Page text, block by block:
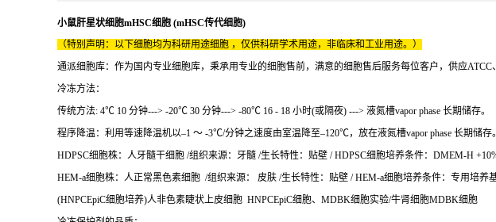
小鼠肝星状细胞mHSC细胞 (mHSC传代细胞)
（特别声明：以下细胞均为科研用途细胞 ，仅供科研学术用途，非临床和工业用途。）
通派细胞库：作为国内专业细胞库，秉承用专业的细胞售前，满意的细胞售后服务每位客户，供应ATCC
冷冻方法：
传统方法: 4℃ 10 分钟---> -20℃ 30 分钟---> -80℃ 16 - 18 小时(或隔夜) ---> 液氮槽vapor phase 长期储存。
程序降温：利用等速降温机以–1 ～ -3℃/分钟之速度由室温降至–120℃，放在液氮槽vapor phase 长期储存
HDPSC细胞株：人牙髓干细胞 /组织来源：牙髓 /生长特性：贴壁 / HDPSC细胞培养条件：DMEM-H
HEM-a细胞株：人正常黑色素细胞 /组织来源： 皮肤 /生长特性：贴壁 / HEM-a细胞培养条件：专用培养
(HNPCEpiC细胞培养)人非色素睫状上皮细胞 HNPCEpiC细胞、MDBK细胞实验/牛肾细胞MDBK细胞